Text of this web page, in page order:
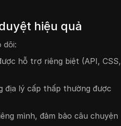
hiệu quả
dõi:
hỗ trợ riêng biệt (API, CSS,
địa lý cấp thấp thường được
mình, đảm bảo câu chuyện